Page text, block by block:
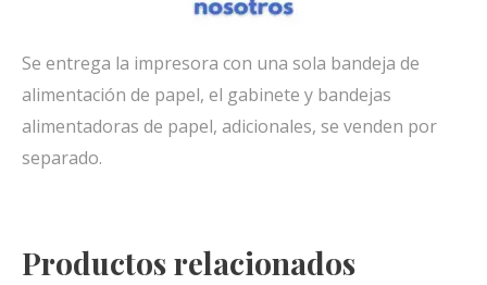
Se entrega la impresora con una sola bandeja de
alimentación de papel, el gabinete y bandejas
alimentadoras de papel, adicionales, se venden por
separado.
Productos relacionados